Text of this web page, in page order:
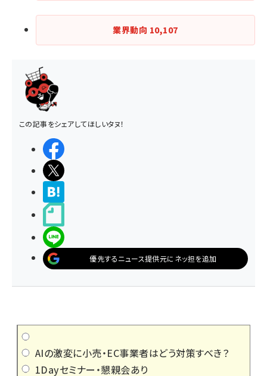
業界動向 10,107
この記事をシェアしてほしいタヌ！
優先するニュース提供元にネッ担を追加
AIの激変に小売・EC事業者はどう対策すべき？
1Dayセミナー・懇親会あり